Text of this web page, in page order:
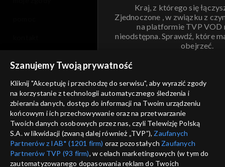
Kraj, z którego się
Zjednoczone , w związku z
na platformie TVP VOD
nieodstępna. Sprawdź, które
obejrzeć.
ANULUJ
informacje o dostawcy usług
Szanujemy Twoją prywatność
Kliknij "Akceptuję i przechodzę do serwisu", aby wyrazić zgody
na korzystanie z technologii automatycznego śledzenia i
zbierania danych, dostęp do informacji na Twoim urządzeniu
końcowym i ich przechowywanie oraz na przetwarzanie
Twoich danych osobowych przez nas, czyli Telewizję Polską
S.A. w likwidacji (zwaną dalej również „TVP”), Zaufanych
Partnerów z IAB* (1201 firm) oraz pozostałych Zaufanych
Partnerów TVP (93 firm), w celach marketingowych (w tym do
zautomatyzowanego dopasowania reklam do Twoich